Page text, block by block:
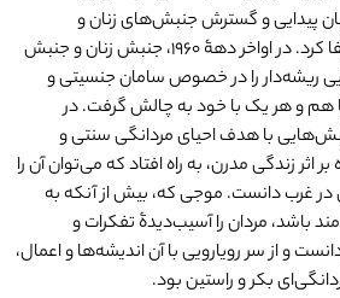
پیدایی و گسترش جنبش‌های زنان و
اقلیت‌های جنسی و نژادی ایفا کرد. در اواخر دهۀ ۱۹۶۰، جنبش زنان و جنبش
ریشه‌دار را در خصوص سامان جنسیتی و
هم و هر یک با خود به چالش گرفت. در
با هدف احیای مردانگی سنتی و
اثر زندگی مدرن، به راه افتاد که ‌می‌توان آن را
غرب دانست. موجی که، بیش از آنکه به
باشد، مردان را آسیب‌دیدۀ تفکرات و
و از سر رویارویی با آن اندیشه‌ها و اعمال،
بکر و راستین بود.